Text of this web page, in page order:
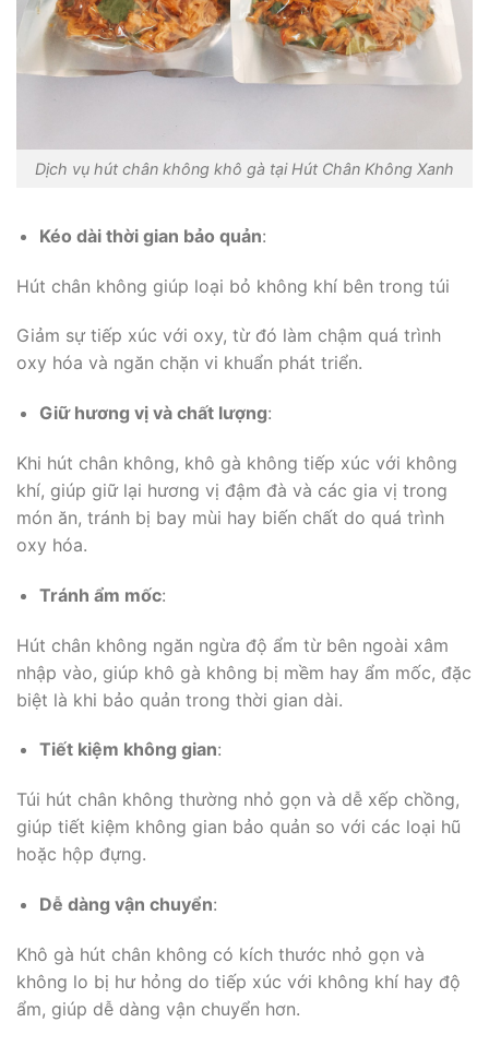
Dịch vụ hút chân không khô gà tại Hút Chân Không Xanh
Kéo dài thời gian bảo quản:
Hút chân không giúp loại bỏ không khí bên trong túi
Giảm sự tiếp xúc với oxy, từ đó làm chậm quá trình
oxy hóa và ngăn chặn vi khuẩn phát triển.
Giữ hương vị và chất lượng:
Khi hút chân không, khô gà không tiếp xúc với không
khí, giúp giữ lại hương vị đậm đà và các gia vị trong
món ăn, tránh bị bay mùi hay biến chất do quá trình
oxy hóa.
Tránh ẩm mốc:
Hút chân không ngăn ngừa độ ẩm từ bên ngoài xâm
nhập vào, giúp khô gà không bị mềm hay ẩm mốc, đặc
biệt là khi bảo quản trong thời gian dài.
Tiết kiệm không gian:
Túi hút chân không thường nhỏ gọn và dễ xếp chồng,
giúp tiết kiệm không gian bảo quản so với các loại hũ
hoặc hộp đựng.
Dễ dàng vận chuyển:
Khô gà hút chân không có kích thước nhỏ gọn và
không lo bị hư hỏng do tiếp xúc với không khí hay độ
ẩm, giúp dễ dàng vận chuyển hơn.